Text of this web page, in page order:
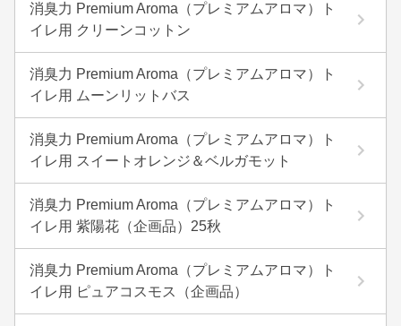
消臭力 Premium Aroma（プレミアムアロマ）ト
イレ用 クリーンコットン
消臭力 Premium Aroma（プレミアムアロマ）ト
イレ用 ムーンリットバス
消臭力 Premium Aroma（プレミアムアロマ）ト
イレ用 スイートオレンジ＆ベルガモット
消臭力 Premium Aroma（プレミアムアロマ）ト
イレ用 紫陽花（企画品）25秋
消臭力 Premium Aroma（プレミアムアロマ）ト
イレ用 ピュアコスモス（企画品）